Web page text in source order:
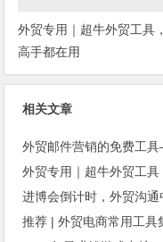
外贸专用｜超牛外贸工具
高手都在用
相关文章
外贸专用｜超牛外贸工
推荐 | 外贸电商常用工具